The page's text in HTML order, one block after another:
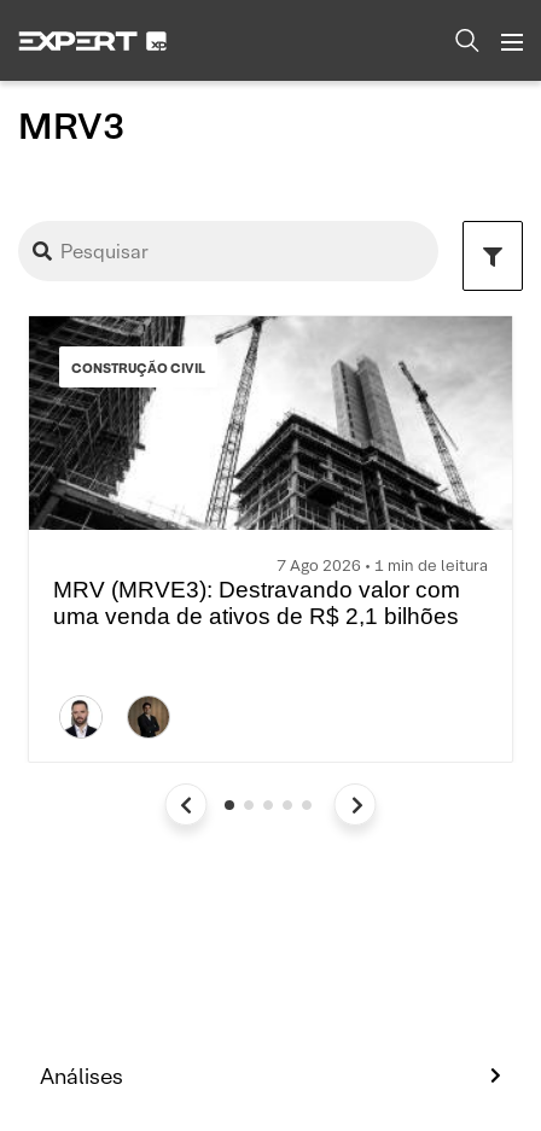
MRV3
CONSTRUÇÃO CIVIL
7 Ago 2026 • 1 min de leitura
MRV (MRVE3): Destravando valor com
uma venda de ativos de R$ 2,1 bilhões
Análises